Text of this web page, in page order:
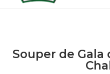
Souper de Gala